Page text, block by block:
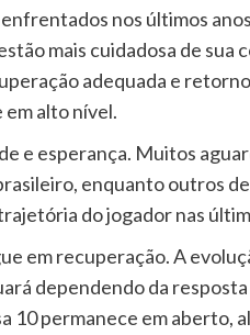
nos últimos
mais cuidadosa de sua
adequada e
alto nível.
e esperança. Muitos
enquanto outros
do jogador nas
em recuperação. A
dependendo da
10 permanece em aberto,